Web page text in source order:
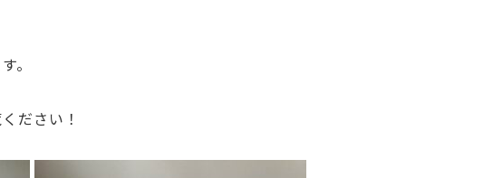
。
ださい！